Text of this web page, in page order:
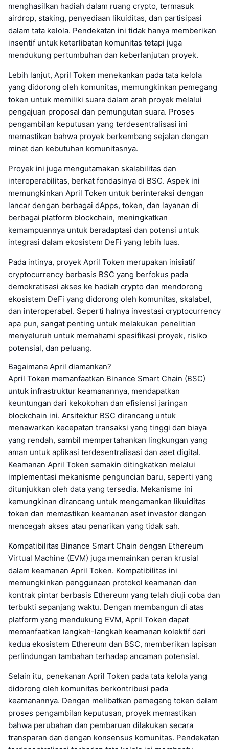
menghasilkan hadiah dalam ruang crypto, termasuk
airdrop, staking, penyediaan likuiditas, dan partisipasi
dalam tata kelola. Pendekatan ini tidak hanya memberikan
insentif untuk keterlibatan komunitas tetapi juga
mendukung pertumbuhan dan keberlanjutan proyek.
Lebih lanjut, April Token menekankan pada tata kelola
yang didorong oleh komunitas, memungkinkan pemegang
token untuk memiliki suara dalam arah proyek melalui
pengajuan proposal dan pemungutan suara. Proses
pengambilan keputusan yang terdesentralisasi ini
memastikan bahwa proyek berkembang sejalan dengan
minat dan kebutuhan komunitasnya.
Proyek ini juga mengutamakan skalabilitas dan
interoperabilitas, berkat fondasinya di BSC. Aspek ini
memungkinkan April Token untuk berinteraksi dengan
lancar dengan berbagai dApps, token, dan layanan di
berbagai platform blockchain, meningkatkan
kemampuannya untuk beradaptasi dan potensi untuk
integrasi dalam ekosistem DeFi yang lebih luas.
Pada intinya, proyek April Token merupakan inisiatif
cryptocurrency berbasis BSC yang berfokus pada
demokratisasi akses ke hadiah crypto dan mendorong
ekosistem DeFi yang didorong oleh komunitas, skalabel,
dan interoperabel. Seperti halnya investasi cryptocurrency
apa pun, sangat penting untuk melakukan penelitian
menyeluruh untuk memahami spesifikasi proyek, risiko
potensial, dan peluang.
Bagaimana April diamankan?
April Token memanfaatkan Binance Smart Chain (BSC)
untuk infrastruktur keamanannya, mendapatkan
keuntungan dari kekokohan dan efisiensi jaringan
blockchain ini. Arsitektur BSC dirancang untuk
menawarkan kecepatan transaksi yang tinggi dan biaya
yang rendah, sambil mempertahankan lingkungan yang
aman untuk aplikasi terdesentralisasi dan aset digital.
Keamanan April Token semakin ditingkatkan melalui
implementasi mekanisme penguncian baru, seperti yang
ditunjukkan oleh data yang tersedia. Mekanisme ini
kemungkinan dirancang untuk mengamankan likuiditas
token dan memastikan keamanan aset investor dengan
mencegah akses atau penarikan yang tidak sah.
Kompatibilitas Binance Smart Chain dengan Ethereum
Virtual Machine (EVM) juga memainkan peran krusial
dalam keamanan April Token. Kompatibilitas ini
memungkinkan penggunaan protokol keamanan dan
kontrak pintar berbasis Ethereum yang telah diuji coba dan
terbukti sepanjang waktu. Dengan membangun di atas
platform yang mendukung EVM, April Token dapat
memanfaatkan langkah-langkah keamanan kolektif dari
kedua ekosistem Ethereum dan BSC, memberikan lapisan
perlindungan tambahan terhadap ancaman potensial.
Selain itu, penekanan April Token pada tata kelola yang
didorong oleh komunitas berkontribusi pada
keamanannya. Dengan melibatkan pemegang token dalam
proses pengambilan keputusan, proyek memastikan
bahwa perubahan dan pembaruan dilakukan secara
transparan dan dengan konsensus komunitas. Pendekatan